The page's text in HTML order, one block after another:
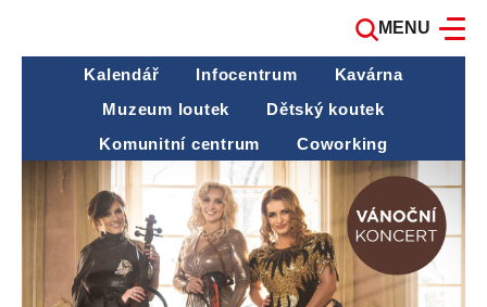
MENU
Kalendář Infocentrum
Kavárna
Muzeum loutek
Dětský koutek
Komunitní centrum
Coworking